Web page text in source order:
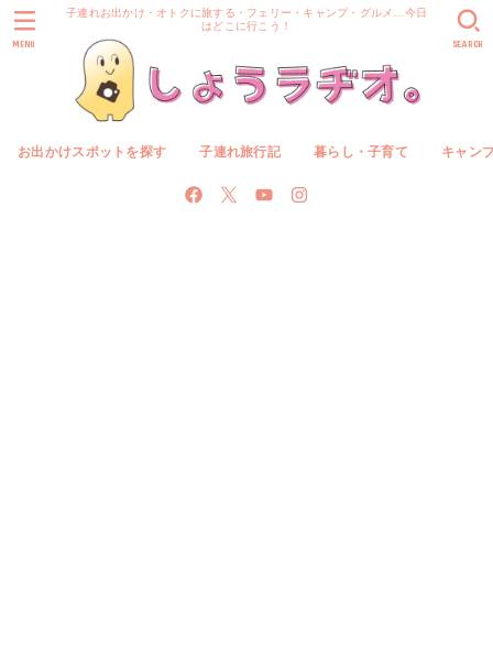
子連れお出かけ・オトクに旅する・フェリー・キャンプ・グルメ…今日
はどこに行こう！
お出かけスポットを探す 子連れ旅行記 暮らし・子育て キャン
SEARCH
MENU